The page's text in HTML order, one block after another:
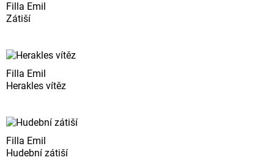
Filla Emil
Zátiší
Filla Emil
Herakles vítěz
Filla Emil
Hudební zátiší